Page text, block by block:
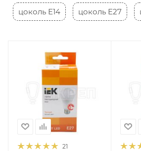
цоколь Е14 цоколь Е27
21